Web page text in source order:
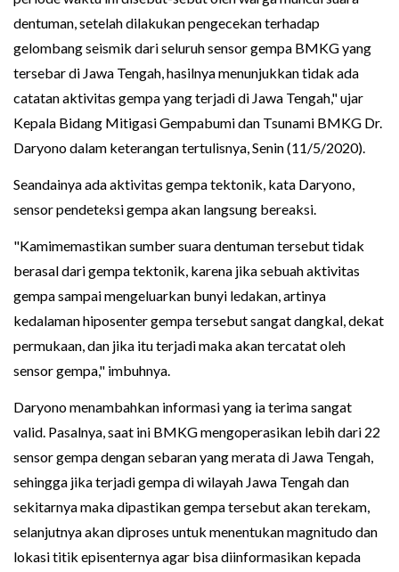
dentuman, setelah dilakukan pengecekan terhadap
gelombang seismik dari seluruh sensor gempa BMKG yang
tersebar di Jawa Tengah, hasilnya menunjukkan tidak ada
catatan aktivitas gempa yang terjadi di Jawa Tengah," ujar
Kepala Bidang Mitigasi Gempabumi dan Tsunami BMKG Dr.
Daryono dalam keterangan tertulisnya, Senin (11/5/2020).
Seandainya ada aktivitas gempa tektonik, kata Daryono,
sensor pendeteksi gempa akan langsung bereaksi.
"Kamimemastikan sumber suara dentuman tersebut tidak
berasal dari gempa tektonik, karena jika sebuah aktivitas
gempa sampai mengeluarkan bunyi ledakan, artinya
kedalaman hiposenter gempa tersebut sangat dangkal, dekat
permukaan, dan jika itu terjadi maka akan tercatat oleh
sensor gempa," imbuhnya.
Daryono menambahkan informasi yang ia terima sangat
valid. Pasalnya, saat ini BMKG mengoperasikan lebih dari 22
sensor gempa dengan sebaran yang merata di Jawa Tengah,
sehingga jika terjadi gempa di wilayah Jawa Tengah dan
sekitarnya maka dipastikan gempa tersebut akan terekam,
selanjutnya akan diproses untuk menentukan magnitudo dan
lokasi titik episenternya agar bisa diinformasikan kepada